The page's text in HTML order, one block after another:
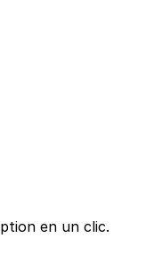
en un clic.